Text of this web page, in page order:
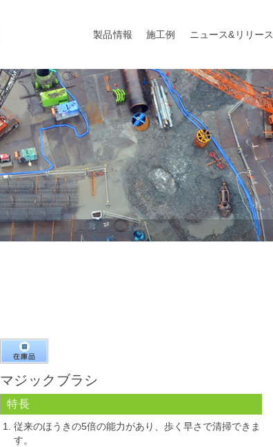
製品情報 施工例 ニュース&リリース
マジックブラシ
特長
従来のほうきの5倍の能力があり、歩く早さで清掃できま
す。